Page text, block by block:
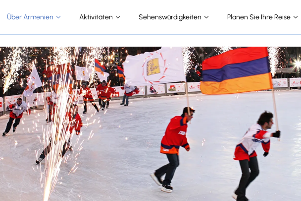
Über Armenien Aktivitäten Sehenswürdigkeiten Planen Sie Ihre Reise